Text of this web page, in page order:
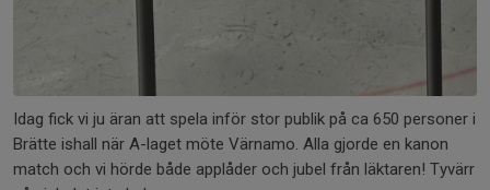
Idag fick vi ju äran att spela inför stor publik på ca 650 personer i
Brätte ishall när A-laget möte Värnamo. Alla gjorde en kanon
match och vi hörde både applåder och jubel från läktaren! Tyvärr